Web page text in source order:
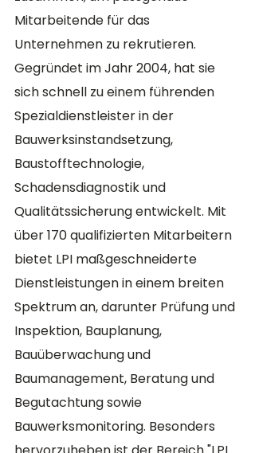
Mitarbeitende für das
Unternehmen zu rekrutieren.
Gegründet im Jahr 2004, hat sie
sich schnell zu einem führenden
Spezialdienstleister in der
Bauwerksinstandsetzung,
Baustofftechnologie,
Schadensdiagnostik und
Qualitätssicherung entwickelt. Mit
über 170 qualifizierten Mitarbeitern
bietet LPI maßgeschneiderte
Dienstleistungen in einem breiten
Spektrum an, darunter Prüfung und
Inspektion, Bauplanung,
Bauüberwachung und
Baumanagement, Beratung und
Begutachtung sowie
Bauwerksmonitoring. Besonders